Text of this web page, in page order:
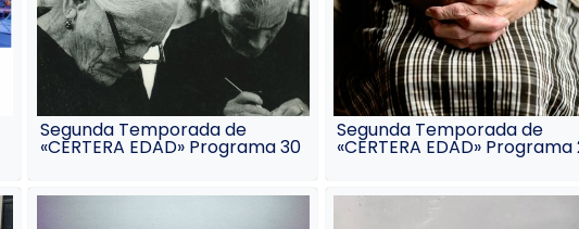
Segunda Temporada de
«CERTERA EDAD» Programa 30
Segunda Temporada de
«CERTERA EDAD» Programa